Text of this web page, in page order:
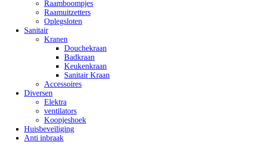
Raamboompjes
Raamuitzetters
Oplegsloten
Sanitair
Kranen
Douchekraan
Badkraan
Keukenkraan
Sanitair Kraan
Accessoires
Diversen
Elektra
ventilators
Koopjeshoek
Huisbeveiliging
Anti inbraak